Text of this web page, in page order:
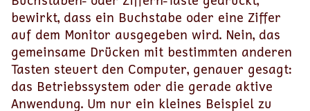
bewirkt, dass ein Buchstabe oder eine Ziffer
auf dem Monitor ausgegeben wird. Nein, das
gemeinsame Drücken mit bestimmten anderen
Tasten steuert den Computer, genauer gesagt:
das Betriebssystem oder die gerade aktive
Anwendung. Um nur ein kleines Beispiel zu